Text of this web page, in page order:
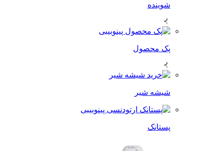
شوینده
پک محصول
شیشه شیر
پستانک